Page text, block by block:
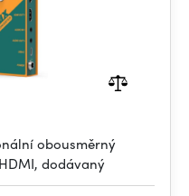
obousměrný
dodávaný